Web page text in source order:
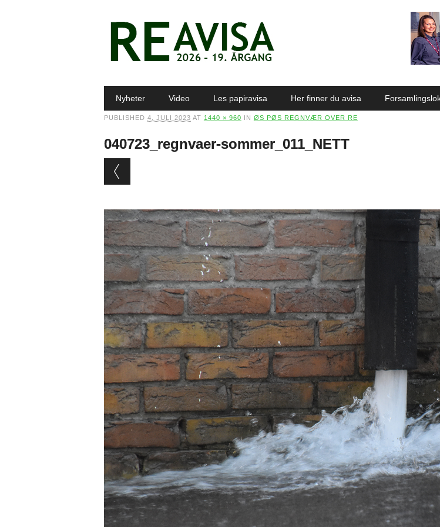
Main menu
Nyheter Video Les papiravisa Her finner du avisa
PUBLISHED 4. JULI 2023 AT 1440 × 960 IN ØS PØS REGNVÆR OVER RE
040723_regnvaer-sommer_011_NETT